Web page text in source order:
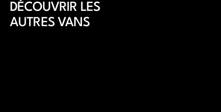
DÉCOUVRIR LES
AUTRES VANS